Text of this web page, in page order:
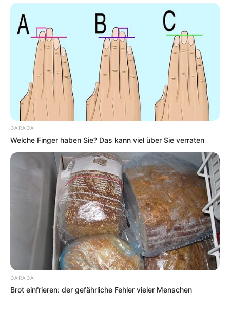
DARADA
Welche Finger haben Sie? Das kann viel über Sie verraten
DARADA
Brot einfrieren: der gefährliche Fehler vieler Menschen